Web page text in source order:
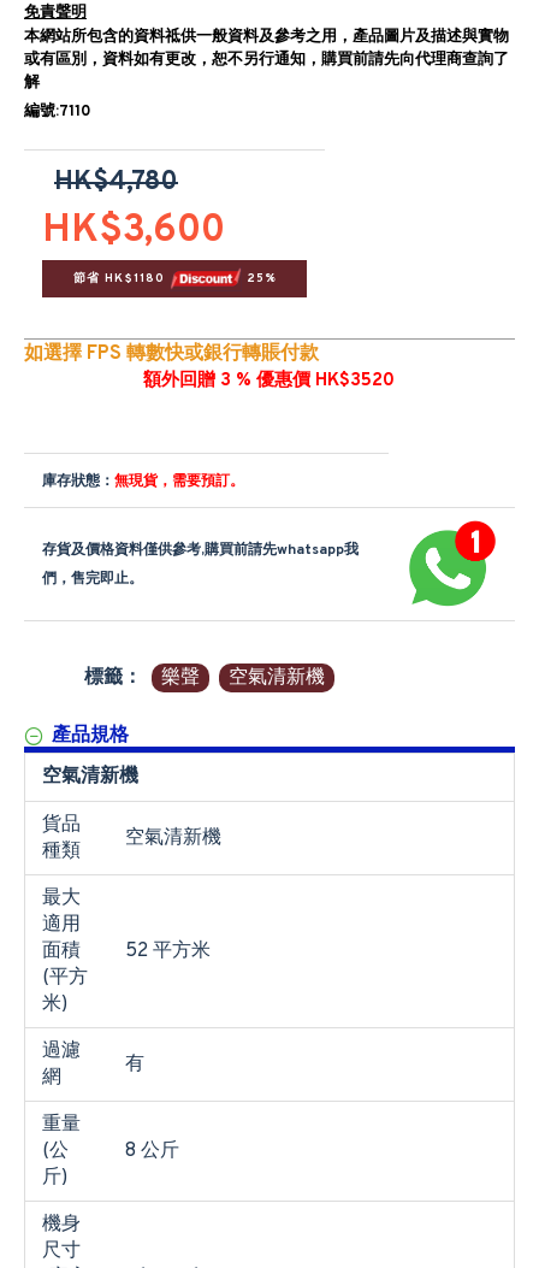
免責聲明
本網站所包含的資料祗供一般資料及參考之用，產品圖片及描述與實物
或有區別，資料如有更改，恕不另行通知，購買前請先向代理商查詢了
解
編號:7110
HK$3,600
HK$4,780
節省 HK$1180 25%
如選擇 FPS 轉數快或銀行轉賬付款
額外回贈 3 % 優惠價 HK$3520
庫存狀態： 無現貨，需要預訂。
存貨及價格資料僅供參考,購買前請先whatsapp我
們，售完即止。
標籤： 樂聲 空氣清新機
產品規格
空氣清新機
貨品
種類
空氣清新機
最大
適用
面積
(平方
米)
52 平方米
過濾
網
有
重量
(公
斤)
8 公斤
機身
尺寸